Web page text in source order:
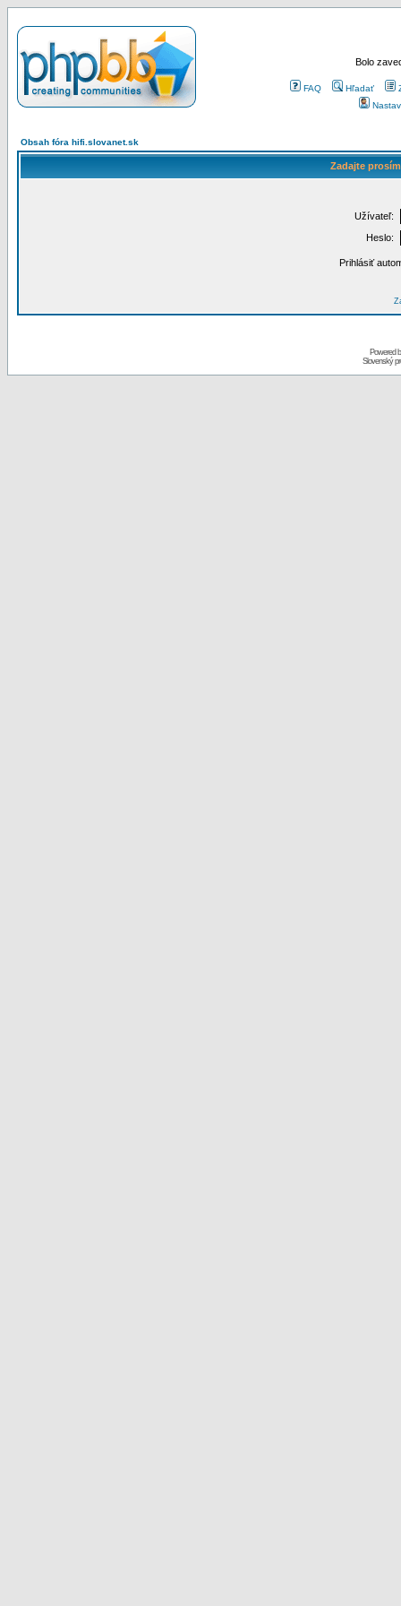
Bolo
FAQ Hľadať
Obsah fóra hifi.slovanet.sk
Zadajte
Užívateľ:
Heslo:
Prihlásiť
Powered
Slovenský